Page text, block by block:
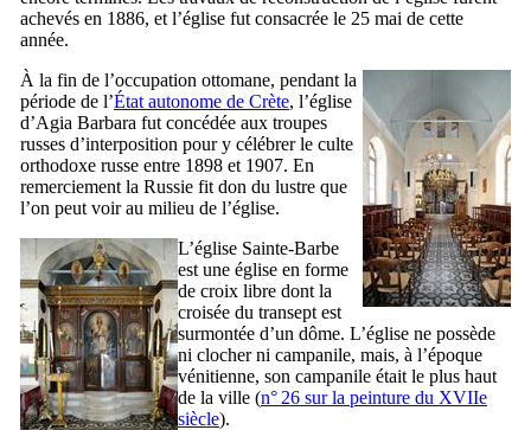
achevés en 1886, et l’église fut consacrée le 25 mai de cette
année.
À la fin de l’occupation ottomane, pendant la
période de l’État autonome de Crète, l’église
d’Agia Barbara fut concédée aux troupes
russes d’interposition pour y célébrer le culte
orthodoxe russe entre 1898 et 1907. En
remerciement la Russie fit don du lustre que
l’on peut voir au milieu de l’église.
L’église Sainte-Barbe
est une église en forme
de croix libre dont la
croisée du transept est
surmontée d’un dôme. L’église ne possède
ni clocher ni campanile, mais, à l’époque
vénitienne, son campanile était le plus haut
de la ville (n° 26 sur la peinture du XVIIe
siècle).